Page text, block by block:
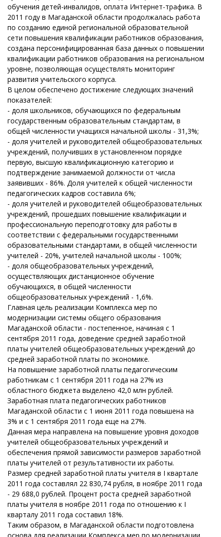
обучения детей-инвалидов, оплата Интернет-трафика. В
2011 году в Магаданской области продолжалась работа
по созданию единой региональной образовательной
сети повышения квалификации работников образования,
создана персонифицированная база данных о повышении
квалификации работников образования на региональном
уровне, позволяющая осуществлять мониторинг
развития учительского корпуса.
В целом обеспечено достижение следующих значений
показателей:
- доля школьников, обучающихся по федеральным
государственным образовательным стандартам, в
общей численности учащихся начальной школы - 31,3%;
- доля учителей и руководителей общеобразовательных
учреждений, получивших в установленном порядке
первую, высшую квалификационную категорию и
подтверждение занимаемой должности от числа
заявивших - 86%. Доля учителей к общей численности
педагогических кадров составила 6%;
- доля учителей и руководителей общеобразовательных
учреждений, прошедших повышение квалификации и
профессиональную переподготовку для работы в
соответствии с федеральными государственными
образовательными стандартами, в общей численности
учителей - 20%, учителей начальной школы - 100%;
- доля общеобразовательных учреждений,
осуществляющих дистанционное обучение
обучающихся, в общей численности
общеобразовательных учреждений - 1,6%.
Главная цель реализации Комплекса мер по
модернизации системы общего образования
Магаданской области - постепенное, начиная с 1
сентября 2011 года, доведение средней заработной
платы учителей общеобразовательных учреждений до
средней заработной платы по экономике.
На повышение заработной платы педагогическим
работникам с 1 сентября 2011 года на 27% из
областного бюджета выделено 42,0 млн рублей.
Заработная плата педагогических работников
Магаданской области с 1 июня 2011 года повышена на
3% и с 1 сентября 2011 года еще на 27%.
Данная мера направлена на повышение уровня доходов
учителей общеобразовательных учреждений и
обеспечения прямой зависимости размеров заработной
платы учителей от результативности их работы.
Размер средней заработной платы учителя в I квартале
2011 года составлял 22 830,74 рубля, в ноябре 2011 года
- 29 688,0 рублей. Процент роста средней заработной
платы учителя в ноябре 2011 года по отношению к I
кварталу 2011 года составил 18%.
Таким образом, в Магаданской области подготовлена